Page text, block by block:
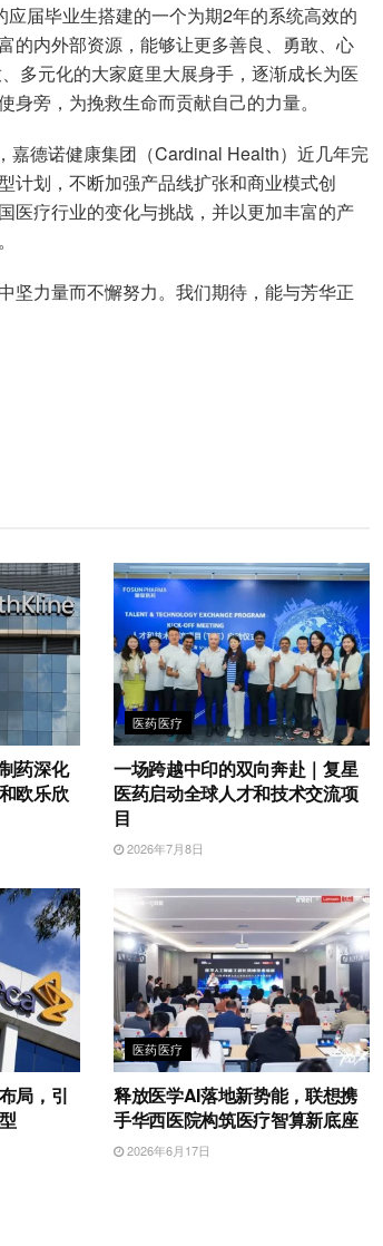
届毕业生搭建的一个为期2年的系统高效的
的内外部资源，能够让更多善良、勇敢、心
多元化的大家庭里大展身手，逐渐成长为医
旁，为挽救生命而贡献自己的力量。
嘉德诺健康集团（Cardinal Health）近几年完
计划，不断加强产品线扩张和商业模式创
医疗行业的变化与挑战，并以更加丰富的产
坚力量而不懈努力。我们期待，能与芳华正
药深化
欧乐欣
医药医疗
一场跨越中印的双向奔赴｜复星
医药启动全球人才和技术交流项
目
2026年7月8日
局，引
医药医疗
释放医学AI落地新势能，联想携
手华西医院构筑医疗智算新底座
2026年6月17日